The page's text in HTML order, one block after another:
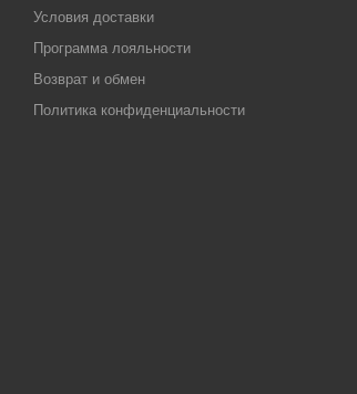
Условия доставки
Программа лояльности
Возврат и обмен
Политика конфиденциальности